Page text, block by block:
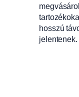
hosszú
jelentenek.